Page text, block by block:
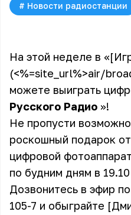
# Новости радиостанции
На этой неделе в
(<%=site_url%>air/
можете выиграть
Русского Радио »!
Не пропусти
роскошный подарок
цифровой
по будним дням в
Дозвонитесь в эфир
105-7 и обыграйте